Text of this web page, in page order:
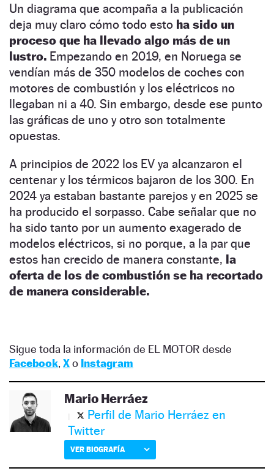
Un diagrama que acompaña a la publicación
deja muy claro cómo todo esto ha sido un
proceso que ha llevado algo más de un
lustro. Empezando en 2019, en Noruega se
vendían más de 350 modelos de coches con
motores de combustión y los eléctricos no
llegaban ni a 40. Sin embargo, desde ese punto
las gráficas de uno y otro son totalmente
opuestas.
A principios de 2022 los EV ya alcanzaron el
centenar y los térmicos bajaron de los 300. En
2024 ya estaban bastante parejos y en 2025 se
ha producido el sorpasso. Cabe señalar que no
ha sido tanto por un aumento exagerado de
modelos eléctricos, si no porque, a la par que
estos han crecido de manera constante, la
oferta de los de combustión se ha recortado
de manera considerable.
Sigue toda la información de EL MOTOR desde
Facebook, Xo Instagram
Mario Herráez
Perfil de Mario Herráez en
Twitter
VER BIOGRAFÍA